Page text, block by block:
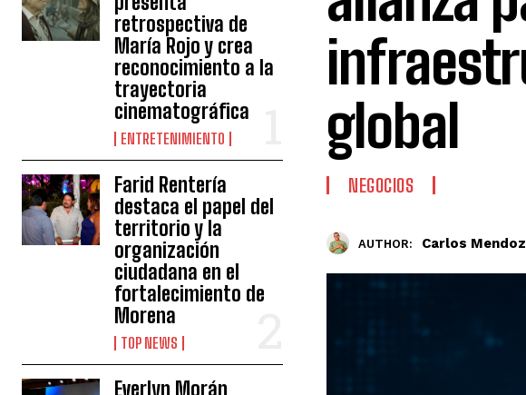
retrospectiva de
María Rojo y crea
reconocimiento a la
trayectoria
cinematográfica
ENTRETENIMIENTO
Farid Rentería
destaca el papel del
territorio y la
organización
ciudadana en el
fortalecimiento de
Morena
TOP NEWS
Everlyn Morán
global
NEGOCIOS
AUTHOR: Carlos